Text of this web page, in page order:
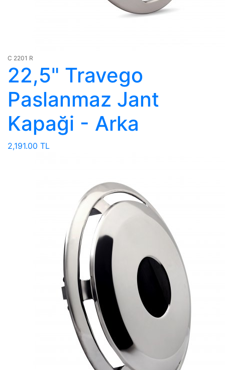
C 2201 R
22,5" Travego
Paslanmaz Jant
Kapaği - Arka
2,191.00 TL